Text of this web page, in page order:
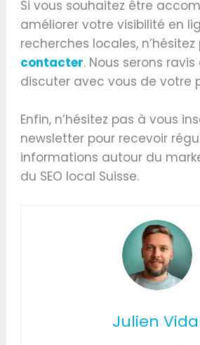
Si vous souhaitez être
améliorer votre visibilité en
recherches locales, n’hésitez
contacter. Nous serons
discuter avec vous de votre
Enfin, n’hésitez pas à vous
newsletter pour recevoir
informations autour du
du SEO local Suisse.
Julien